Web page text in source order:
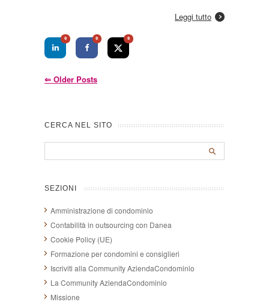
Leggi tutto
0 0 0
⇐ Older Posts
CERCA NEL SITO
SEZIONI
Amministrazione di condominio
Contabilità in outsourcing con Danea
Cookie Policy (UE)
Formazione per condomini e consiglieri
Iscriviti alla Community AziendaCondominio
La Community AziendaCondominio
Missione